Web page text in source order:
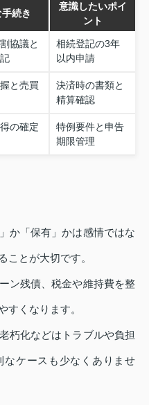
続き
意識したいポイ
ント
協議と
相続登記の3年
以内申請
と売買
決済時の書類と
精算確認
の確定
特例要件と申告
期限管理
か「保有」かは感情ではな
ことが大切です。
ン残債、税金や維持費を整
すくなります。
朽化などはトラブルや負担
なケースも少なくありませ